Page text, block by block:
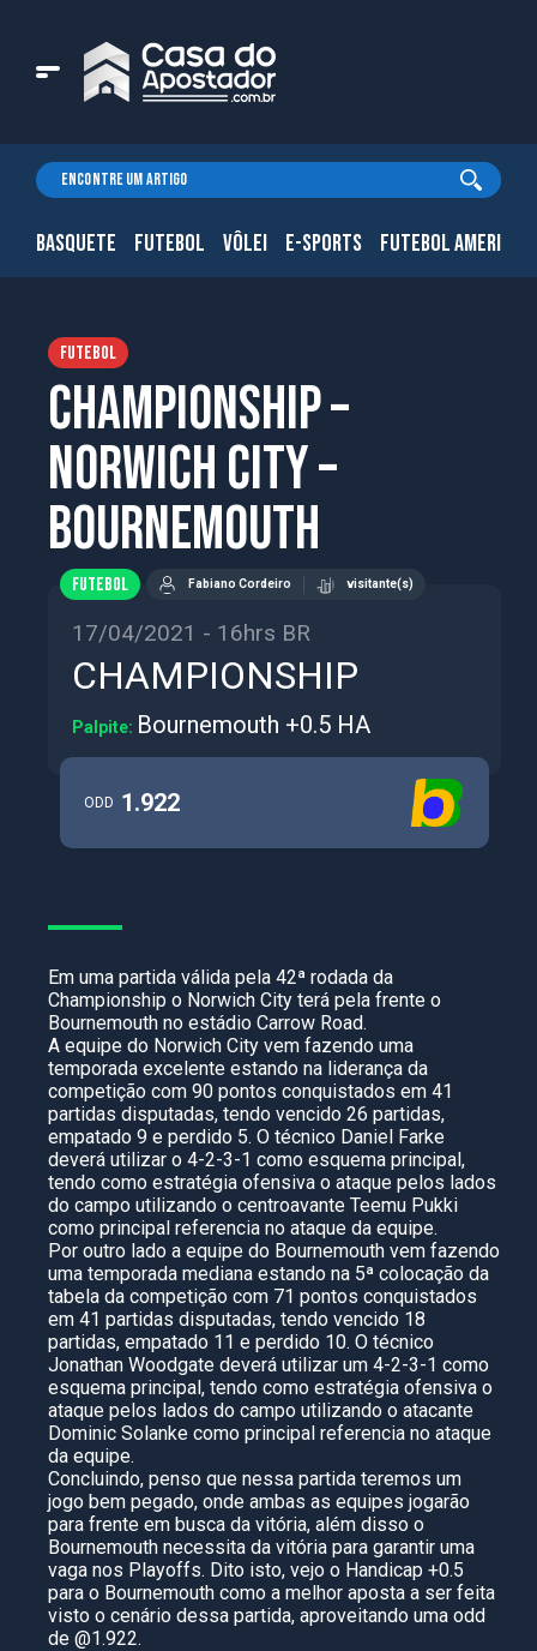
BASQUETE FUTEBOL VÔLEI E-SPORTS FUTEBOL
FUTEBOL
CHAMPIONSHIP –
Norwich City –
Bournemouth
FUTEBOL Fabiano Cordeiro visitante(s)
17/04/2021 - 16hrs BR
CHAMPIONSHIP
Palpite: Bournemouth +0.5 HA
ODD 1.922
Em uma partida válida pela 42ª rodada da
Championship o Norwich City terá pela frente o
Bournemouth no estádio Carrow Road.
A equipe do Norwich City vem fazendo uma
temporada excelente estando na liderança da
competição com 90 pontos conquistados em 41
partidas disputadas, tendo vencido 26 partidas,
empatado 9 e perdido 5. O técnico Daniel Farke
deverá utilizar o 4-2-3-1 como esquema principal,
tendo como estratégia ofensiva o ataque pelos lados
do campo utilizando o centroavante Teemu Pukki
como principal referencia no ataque da equipe.
Por outro lado a equipe do Bournemouth vem fazendo
uma temporada mediana estando na 5ª colocação da
tabela da competição com 71 pontos conquistados
em 41 partidas disputadas, tendo vencido 18
partidas, empatado 11 e perdido 10. O técnico
Jonathan Woodgate deverá utilizar um 4-2-3-1 como
esquema principal, tendo como estratégia ofensiva o
ataque pelos lados do campo utilizando o atacante
Dominic Solanke como principal referencia no ataque
da equipe.
Concluindo, penso que nessa partida teremos um
jogo bem pegado, onde ambas as equipes jogarão
para frente em busca da vitória, além disso o
Bournemouth necessita da vitória para garantir uma
vaga nos Playoffs. Dito isto, vejo o Handicap +0.5
para o Bournemouth como a melhor aposta a ser feita
visto o cenário dessa partida, aproveitando uma odd
de @1.922.